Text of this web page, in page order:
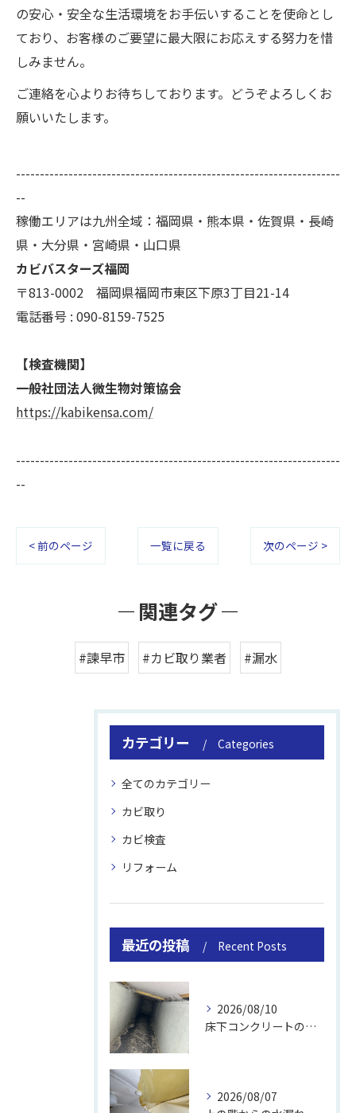
の安心・安全な生活環境をお手伝いすることを使命とし
ており、お客様のご要望に最大限にお応えする努力を惜
しみません。
ご連絡を心よりお待ちしております。どうぞよろしくお
願いいたします。
--------------------------------------------------------------------
--
稼働エリアは九州全域：福岡県・熊本県・佐賀県・長崎
県・大分県・宮崎県・山口県
カビバスターズ福岡
〒813-0002 福岡県福岡市東区下原3丁目21-14
電話番号 : 090-8159-7525
【検査機関】
一般社団法人微生物対策協会
https://kabikensa.com/
--------------------------------------------------------------------
--
< 前のページ 一覧に戻る 次のページ >
関連タグ
#諫早市 #カビ取り業者 #漏水
カテゴリー Categories
全てのカテゴリー
カビ取り
カビ検査
リフォーム
最近の投稿 Recent Posts
2026/08/10
床下コンクリートの除カビ｜施工事例と流れ
2026/08/07